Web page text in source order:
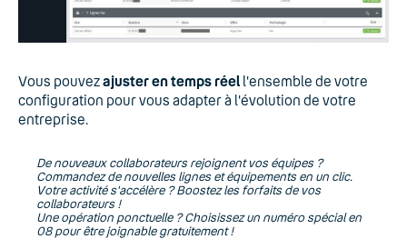
Vous pouvezajuster en temps réel l'ensemble de votre
configuration pour vous adapter à l'évolution de votre
entreprise.
De nouveaux collaborateurs rejoignent vos équipes ?
Commandez de nouvelles lignes et équipements en un clic.
Votre activité s'accélère ? Boostez les forfaits de vos
collaborateurs !
Une opération ponctuelle ? Choisissez un numéro spécial en
08 pour être joignable gratuitement !